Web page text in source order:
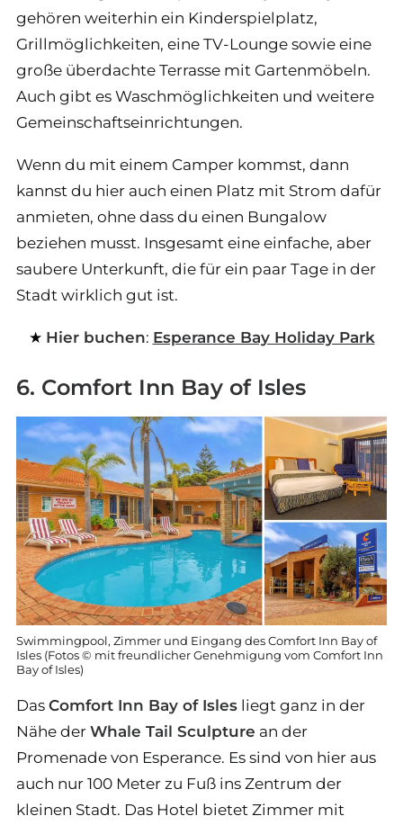
gehören weiterhin ein Kinderspielplatz,
Grillmöglichkeiten, eine TV-Lounge sowie eine
große überdachte Terrasse mit Gartenmöbeln.
Auch gibt es Waschmöglichkeiten und weitere
Gemeinschaftseinrichtungen.
Wenn du mit einem Camper kommst, dann
kannst du hier auch einen Platz mit Strom dafür
anmieten, ohne dass du einen Bungalow
beziehen musst. Insgesamt eine einfache, aber
saubere Unterkunft, die für ein paar Tage in der
Stadt wirklich gut ist.
Hier buchen: Esperance Bay Holiday Park
6. Comfort Inn Bay of Isles
Swimmingpool, Zimmer und Eingang des Comfort Inn Bay of
Isles (Fotos © mit freundlicher Genehmigung vom Comfort Inn
Bay of Isles)
Das Comfort Inn Bay of Isles liegt ganz in der
Nähe der Whale Tail Sculpture an der
Promenade von Esperance. Es sind von hier aus
auch nur 100 Meter zu Fuß ins Zentrum der
kleinen Stadt. Das Hotel bietet Zimmer mit